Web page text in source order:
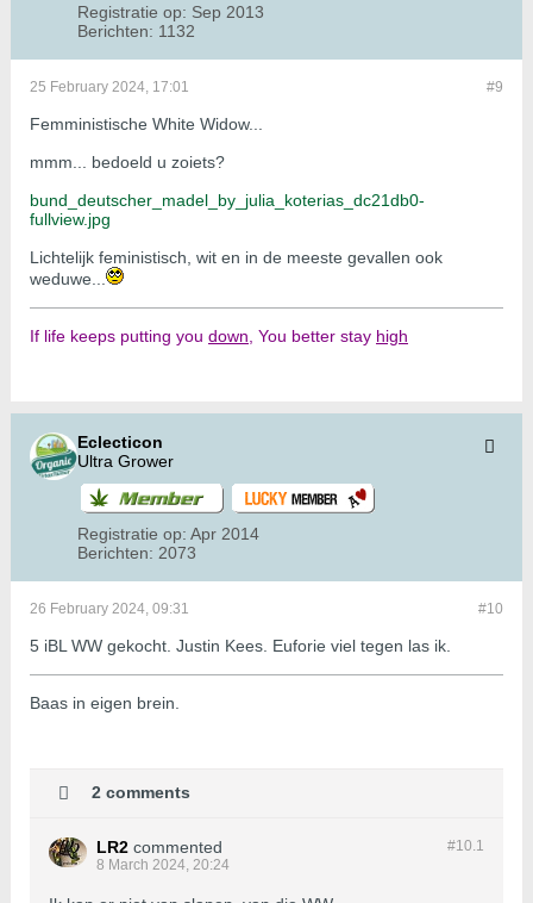
Registratie op: Sep 2013
Berichten: 1132
#9
25 February 2024, 17:01
Femministische White Widow...
mmm... bedoeld u zoiets?
bund_deutscher_madel_by_julia_koterias_dc21db0-
fullview.jpg
Lichtelijk feministisch, wit en in de meeste gevallen ook
weduwe...
If life keeps putting you down, You better stay high
Eclecticon
Ultra Grower
Registratie op: Apr 2014
Berichten: 2073
#10
26 February 2024, 09:31
5 iBL WW gekocht. Justin Kees. Euforie viel tegen las ik.
Baas in eigen brein.
2 comments
#10.1
LR2 commented
8 March 2024, 20:24